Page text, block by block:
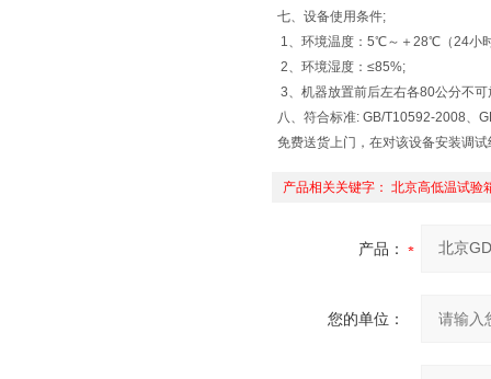
七、设备使用条件;
1、环境温度：5℃～＋28℃（24小
2、环境湿度：≤85%;
3、机器放置前后左右各80公分不可
八、符合标准: GB/T10592-2008、
免费送货上门，在对该设备安装调
产品相关关键字： 北京高低温试验
产品：
您的单位：